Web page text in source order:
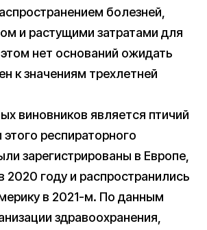
болезней,
и растущими затратами для
нет оснований ожидать
к значениям трехлетней
виновников является птичий
респираторного
зарегистрированы в Европе,
2020 году и распространились
в 2021-м. По данным
здравоохранения,